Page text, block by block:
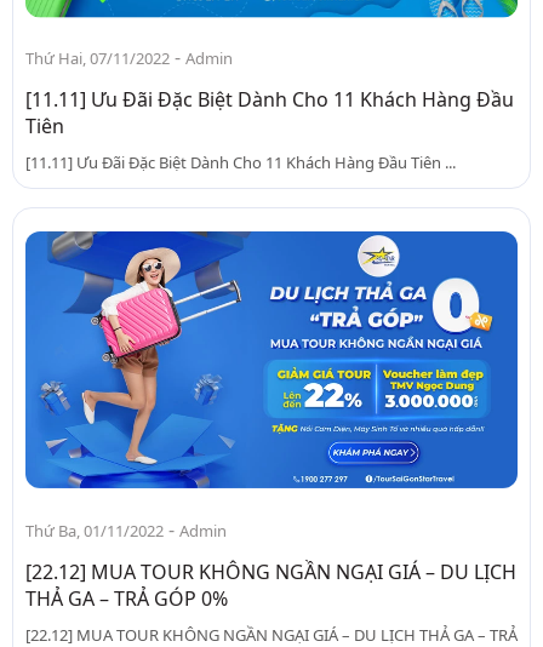
Thứ Hai, 07/11/2022 - Admin
[11.11] Ưu Đãi Đặc Biệt Dành Cho 11 Khách Hàng Đầu
Tiên
[11.11] Ưu Đãi Đặc Biệt Dành Cho 11 Khách Hàng Đầu Tiên ...
Thứ Ba, 01/11/2022 - Admin
[22.12] MUA TOUR KHÔNG NGẦN NGẠI GIÁ – DU LỊCH
THẢ GA – TRẢ GÓP 0%
[22.12] MUA TOUR KHÔNG NGẦN NGẠI GIÁ – DU LỊCH THẢ GA – TRẢ